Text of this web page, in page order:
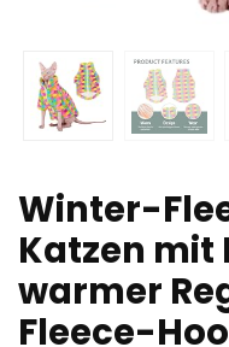
Winter-
Katzen mit
warmer
Fleece-